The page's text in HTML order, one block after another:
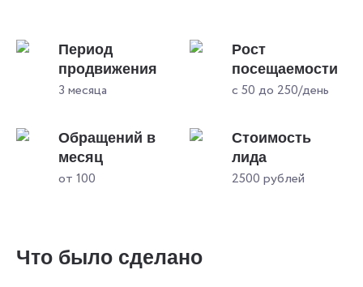
Период
продвижения
3 месяца
Рост
посещаемости
с 50 до 250/день
Обращений в
месяц
от 100
Стоимость
лида
2500 рублей
Что было сделано